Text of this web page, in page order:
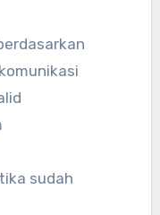
sudah